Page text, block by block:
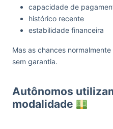
capacidade de
histórico recente
estabilidade financeira
Mas as chances
sem garantia.
Autônomos
modalidade